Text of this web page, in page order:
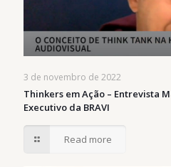
3 de novembro de 2022
Thinkers em Ação – Entrevista
Executivo da BRAVI
Read more